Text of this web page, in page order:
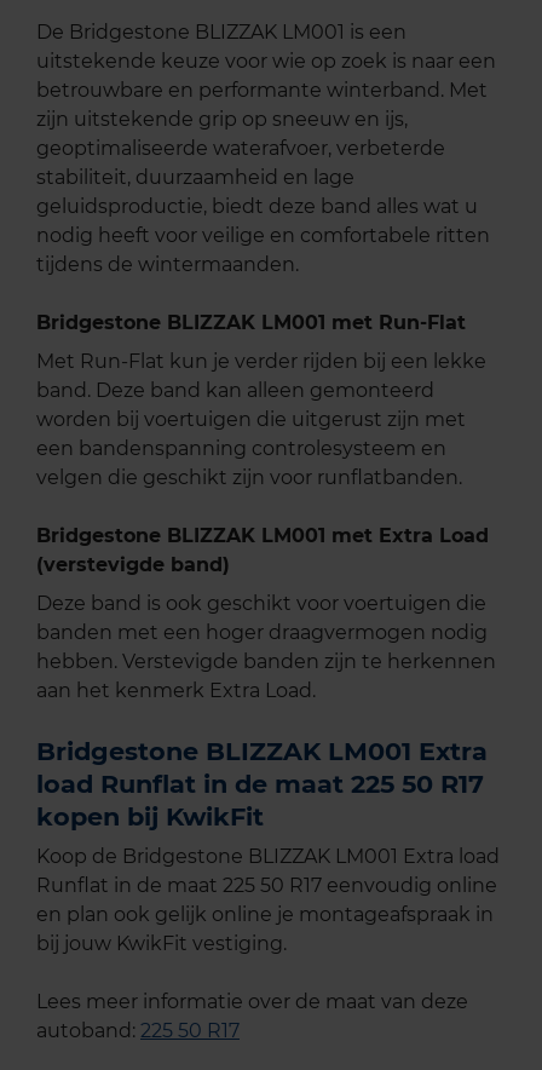
De Bridgestone BLIZZAK LM001 is een
uitstekende keuze voor wie op zoek is naar een
betrouwbare en performante winterband. Met
zijn uitstekende grip op sneeuw en ijs,
geoptimaliseerde waterafvoer, verbeterde
stabiliteit, duurzaamheid en lage
geluidsproductie, biedt deze band alles wat u
nodig heeft voor veilige en comfortabele ritten
tijdens de wintermaanden.
Bridgestone BLIZZAK LM001 met Run-Flat
Met Run-Flat kun je verder rijden bij een lekke
band. Deze band kan alleen gemonteerd
worden bij voertuigen die uitgerust zijn met
een bandenspanning controlesysteem en
velgen die geschikt zijn voor runflatbanden.
Bridgestone BLIZZAK LM001 met Extra Load
(verstevigde band)
Deze band is ook geschikt voor voertuigen die
banden met een hoger draagvermogen nodig
hebben. Verstevigde banden zijn te herkennen
aan het kenmerk Extra Load.
Bridgestone BLIZZAK LM001 Extra
load Runflat in de maat 225 50 R17
kopen bij KwikFit
Koop de Bridgestone BLIZZAK LM001 Extra load
Runflat in de maat 225 50 R17 eenvoudig online
en plan ook gelijk online je montageafspraak in
bij jouw KwikFit vestiging.
Lees meer informatie over de maat van deze
autoband: 225 50 R17